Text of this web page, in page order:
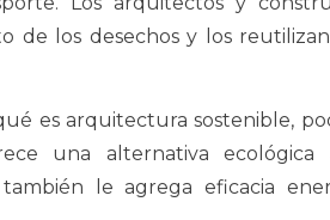
de los desechos y los
es arquitectura sostenible,
una alternativa ecológica
le agrega eficacia